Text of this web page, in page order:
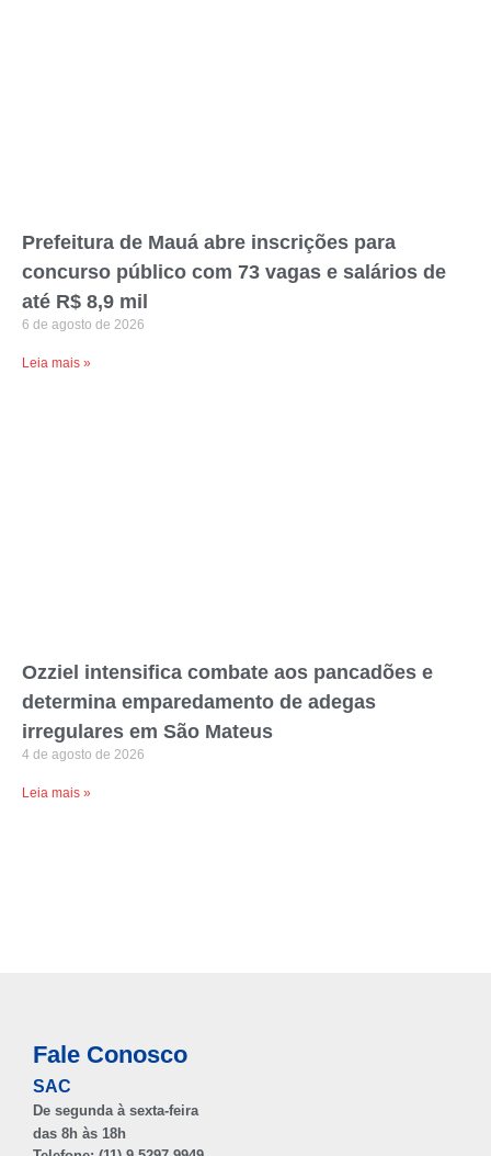
Prefeitura de Mauá abre inscrições para
concurso público com 73 vagas e salários de
até R$ 8,9 mil
6 de agosto de 2026
Leia mais »
Ozziel intensifica combate aos pancadões e
determina emparedamento de adegas
irregulares em São Mateus
4 de agosto de 2026
Leia mais »
Fale Conosco
SAC
De segunda à sexta-feira
das 8h às 18h